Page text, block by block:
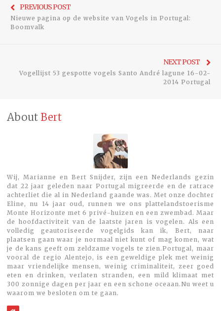
navigatie
PREVIOUS POST
Nieuwe pagina op de website van Vogels in Portugal:
Boomvalk
NEXT POST
Vogellijst 53 gespotte vogels Santo André lagune 16-02-
2014 Portugal
About Bert
Wij, Marianne en Bert Snijder, zijn een Nederlands gezin
dat 22 jaar geleden naar Portugal migreerde en de ratrace
achterliet die al in Nederland gaande was. Met onze dochter
Eline, nu 14 jaar oud, runnen we ons plattelandstoerisme
Monte Horizonte met 6 privé-huizen en een zwembad. Maar
de hoofdactiviteit van de laatste jaren is vogelen. Als een
volledig geautoriseerde vogelgids kan ik, Bert, naar
plaatsen gaan waar je normaal niet kunt of mag komen, wat
je de kans geeft om zeldzame vogels te zien.Portugal, maar
vooral de regio Alentejo, is een geweldige plek met weinig
maar vriendelijke mensen, weinig criminaliteit, zeer goed
eten en drinken, verlaten stranden, een mild klimaat met
300 zonnige dagen per jaar en een schone oceaan.Nu weet u
waarom we besloten om te gaan.